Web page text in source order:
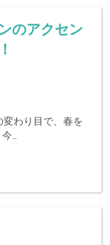
のアクセン
わり目で、春を
…